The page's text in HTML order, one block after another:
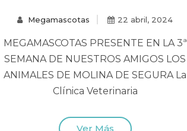
Megamascotas 22 abril, 2024
MEGAMASCOTAS PRESENTE EN LA 3ª
SEMANA DE NUESTROS AMIGOS LOS
ANIMALES DE MOLINA DE SEGURA La
Clínica Veterinaria
Ver Más